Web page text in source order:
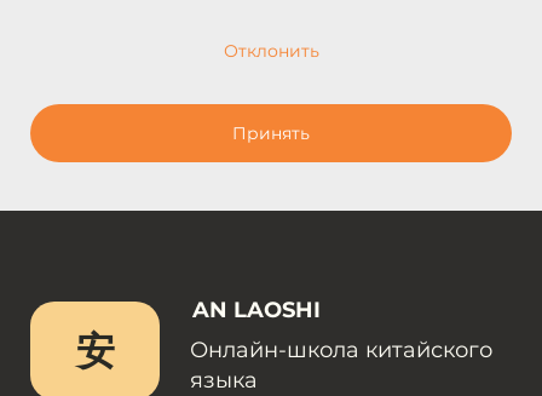
Отклонить
Принять
安
AN LAOSHI
Онлайн-школа китайского
языка